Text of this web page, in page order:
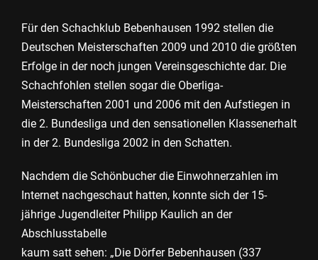
Für den Schachklub Bebenhausen 1992 stellen die
Deutschen Meisterschaften 2009 und 2010 die größten
Erfolge in der noch jungen Vereinsgeschichte dar. Die
Schachfohlen stellen sogar die Oberliga-
Meisterschaften 2001 und 2006 mit den Aufstiegen in
die 2. Bundesliga und den sensationellen Klassenerhalt
in der 2. Bundesliga 2002 in den Schatten.
Nachdem die Schönbucher die Einwohnerzahlen im
Internet nachgeschaut hatten, konnte sich der 15-
jährige Jugendleiter Philipp Kaulich an der
Abschlusstabelle
kaum satt sehen: „Die Dörfer Bebenhausen (337